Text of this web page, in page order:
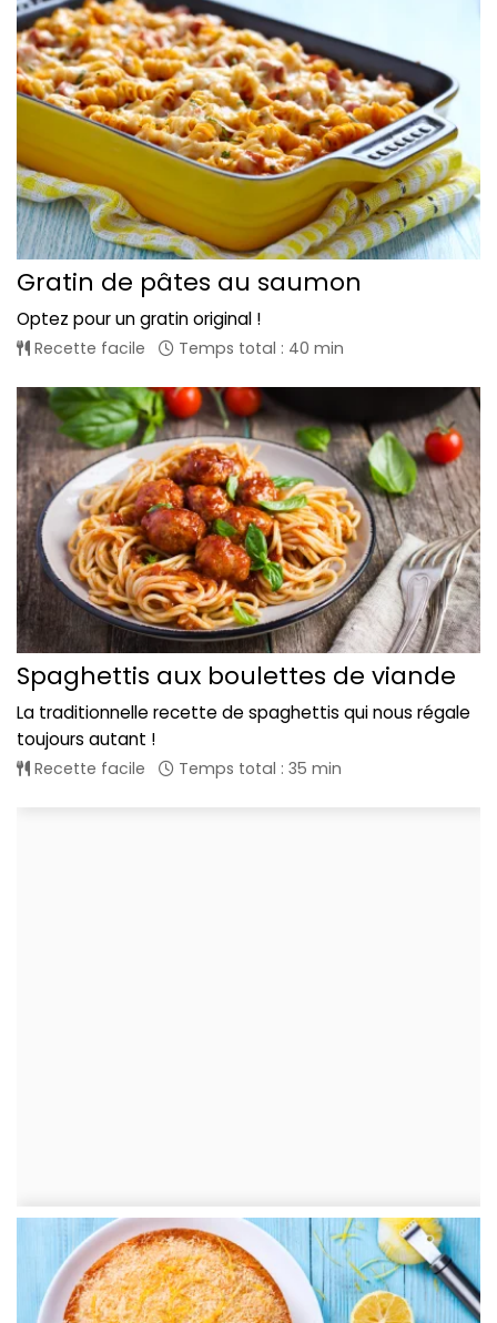
Gratin de pâtes au saumon
Optez pour un gratin original !
Recette facile Temps total : 40 min
Spaghettis aux boulettes de viande
La traditionnelle recette de spaghettis qui nous régale
toujours autant !
Recette facile Temps total : 35 min